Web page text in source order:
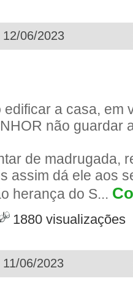
06/2023
edificar a casa, em
não guardar
de madrugada,
assim dá ele aos
herança do S...
1880 visualizações
06/2023